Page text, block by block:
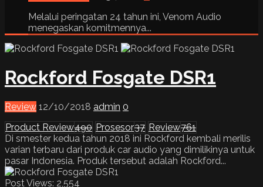
Melalui peringatan 24 tahun ini, Venom Audio
menegaskan komitmennya...
Rockford Fosgate DSR1
Review 12/10/2018 admin 0
Product Review490 Prosesor37 Review761
Di smester kedua tahun 2018 ini Rockford kembali merilis
varian terbaru dari produk car audio yang dimilikinya untuk
pasar Indonesia. Produk tersebut adalah Rockford...
Post Views: 2,554